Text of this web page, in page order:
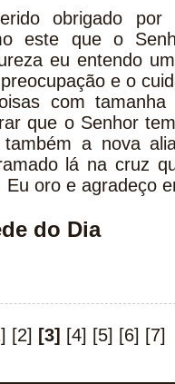
obrigado
este que o
eu entendo
e o
com
que o Senhor
a nova
lá na cruz
Eu oro e agradeço
do Dia
[2] [3] [4] [5] [6] [7]